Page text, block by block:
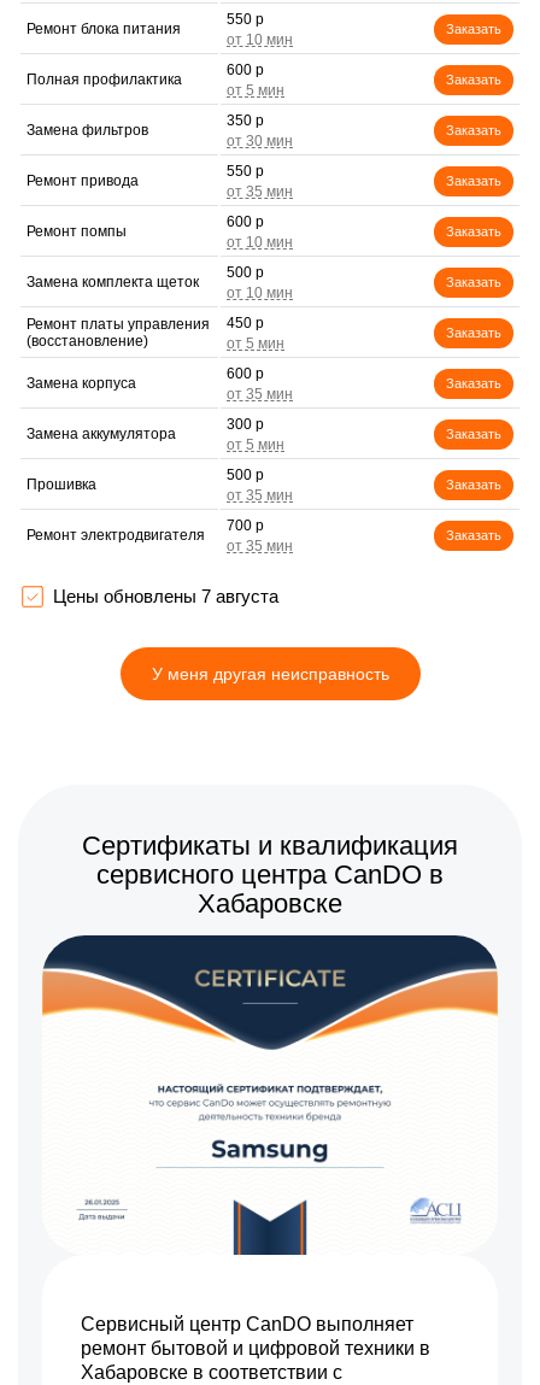
Ремонт блока питания
550 р
Заказать
Полная профилактика
600 р
Заказать
Замена фильтров
350 р
Заказать
Ремонт привода
550 р
Заказать
Ремонт помпы
600 р
Заказать
Замена комплекта щеток
500 р
Заказать
Ремонт платы управления
(восстановление)
450 р
Заказать
Замена корпуса
600 р
Заказать
Замена аккумулятора
300 р
Заказать
Прошивка
500 р
Заказать
Ремонт электродвигателя
700 р
Заказать
Цены обновлены 7 августа
У меня другая неисправность
Сертификаты и квалификация
сервисного центра CanDO в
Хабаровске
Сервисный центр CanDO выполняет
ремонт бытовой и цифровой техники в
Хабаровске в соответствии с